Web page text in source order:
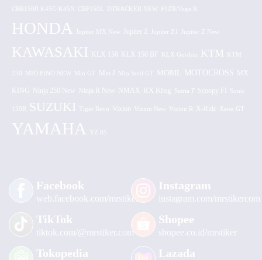
CBR150R K45G/K45N CRF150L DTRACKER NEW F1ZR/Vega R
HONDA Jupiter MX New Jupiter Z
KAWASAKI KLX 150 KLX 150 BF KLX Gordon KTM KTM
250 MIO FINO NEW Mio GT Mio J Mio Soul GT MOBIL MOTOCROSS MX
KING Ninja 250 New Ninja R New NMAX RX King Satria F Scoopy FI Sonic
150R SUZUKI Tiger Revo Vixion Vixion New Vixion R X-Ride Xeon GT
YAMAHA YZ 85
Facebook
web.facebook.com/mrstiker
Instagram
instagram.com/mrstikercom
TikTok
tiktok.com/@mrstiker.com
Shopee
shopee.co.id/mrstiker
Tokopedia Lazada